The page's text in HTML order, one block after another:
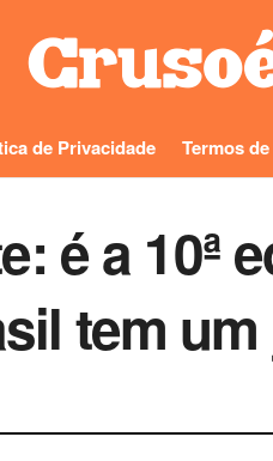
de Privacidade Termos
é a 10ª
tem